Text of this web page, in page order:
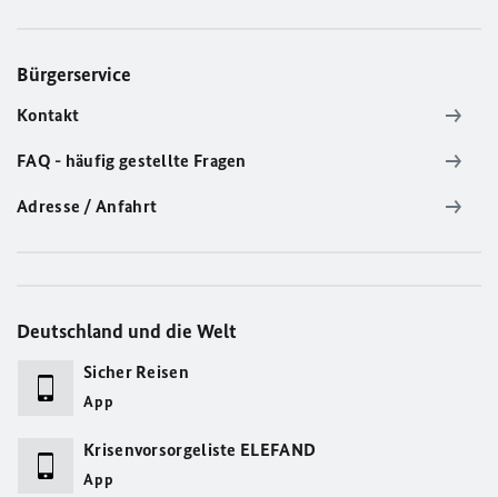
Bürgerservice
Kontakt
FAQ - häufig gestellte Fragen
Adresse / Anfahrt
Deutschland und die Welt
Sicher Reisen
App
Krisenvorsorgeliste ELEFAND
App